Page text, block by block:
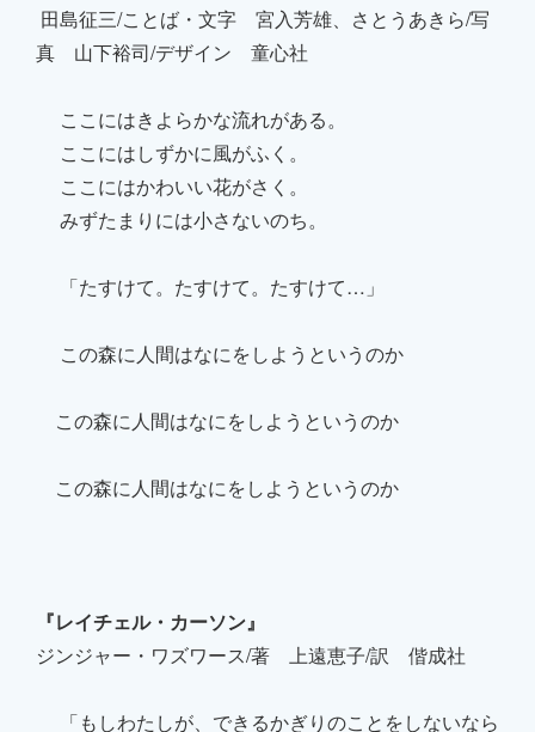
田島征三/ことば・文字 宮入芳雄、さとうあきら/写
真 山下裕司/デザイン 童心社
ここにはきよらかな流れがある。
ここにはしずかに風がふく。
ここにはかわいい花がさく。
みずたまりには小さないのち。
「たすけて。たすけて。たすけて…」
この森に人間はなにをしようというのか
この森に人間はなにをしようというのか
この森に人間はなにをしようというのか
『レイチェル・カーソン』
ジンジャー・ワズワース/著 上遠恵子/訳 偕成社
「もしわたしが、できるかぎりのことをしないなら